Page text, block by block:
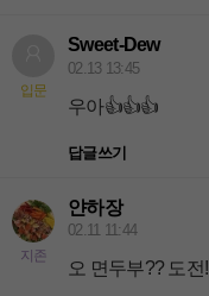
입문
Sweet-Dew
02.13 13:45
우아👍👍👍
답글쓰기
지존
얀하장
02.11 11:44
오 면두부?? 도전!